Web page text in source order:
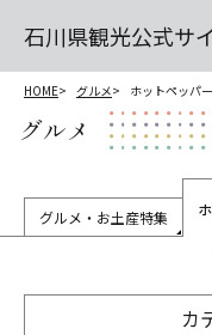
石川県観光公式サ
HOME グルメ ホットペッパ
グルメ
グルメ・お土産特集
カ